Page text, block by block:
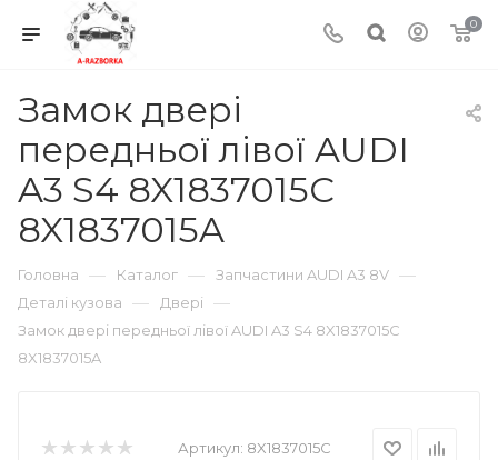
0
Замок двері
передньої лівої AUDI
A3 S4 8X1837015C
8X1837015A
Головна — Каталог — Запчастини AUDI A3 8V —
Деталі кузова — Двері —
Замок двері передньої лівої AUDI A3 S4 8X1837015C
8X1837015A
Артикул: 8X1837015C